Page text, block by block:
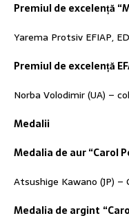
Premiul de excelență
Yarema Protsiv EFIAP,
Premiul de excelență
Norba Volodimir (UA) –
Medalii
Medalia de aur “Carol
Atsushige Kawano (JP) –
Medalia de argint